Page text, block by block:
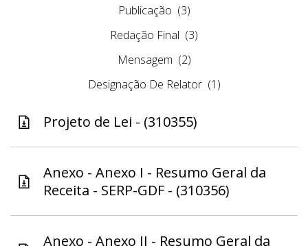
Publicação (3)
Redação Final (3)
Mensagem (2)
Designação De Relator (1)
Projeto de Lei - (310355)
Anexo - Anexo I - Resumo Geral da
Receita - SERP-GDF - (310356)
Anexo - Anexo II - Resumo Geral da